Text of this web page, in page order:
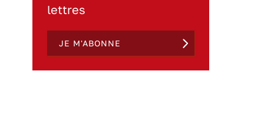
lettres
JE M'ABONNE